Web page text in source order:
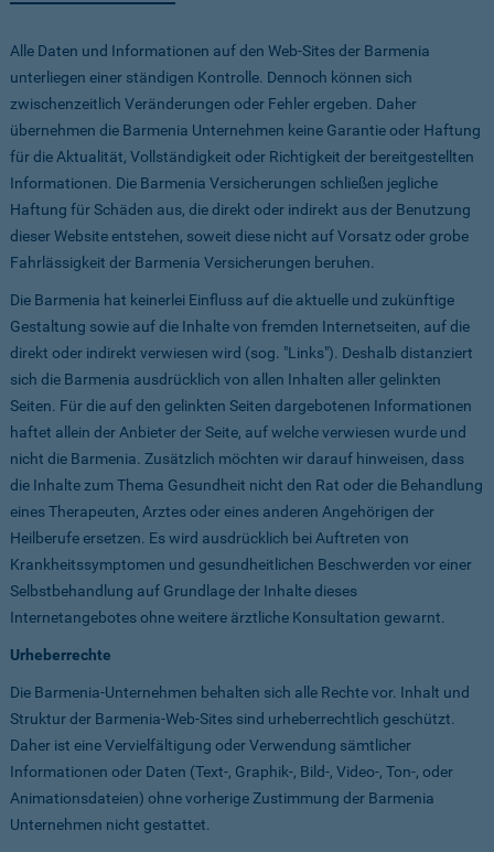
Alle Daten und Informationen auf den Web-Sites der Barmenia
unterliegen einer ständigen Kontrolle. Dennoch können sich
zwischenzeitlich Veränderungen oder Fehler ergeben. Daher
übernehmen die Barmenia Unternehmen keine Garantie oder Haftung
für die Aktualität, Vollständigkeit oder Richtigkeit der bereitgestellten
Informationen. Die Barmenia Versicherungen schließen jegliche
Haftung für Schäden aus, die direkt oder indirekt aus der Benutzung
dieser Website entstehen, soweit diese nicht auf Vorsatz oder grobe
Fahrlässigkeit der Barmenia Versicherungen beruhen.
Die Barmenia hat keinerlei Einfluss auf die aktuelle und zukünftige
Gestaltung sowie auf die Inhalte von fremden Internetseiten, auf die
direkt oder indirekt verwiesen wird (sog. "Links"). Deshalb distanziert
sich die Barmenia ausdrücklich von allen Inhalten aller gelinkten
Seiten. Für die auf den gelinkten Seiten dargebotenen Informationen
haftet allein der Anbieter der Seite, auf welche verwiesen wurde und
nicht die Barmenia. Zusätzlich möchten wir darauf hinweisen, dass
die Inhalte zum Thema Gesundheit nicht den Rat oder die Behandlung
eines Therapeuten, Arztes oder eines anderen Angehörigen der
Heilberufe ersetzen. Es wird ausdrücklich bei Auftreten von
Krankheitssymptomen und gesundheitlichen Beschwerden vor einer
Selbstbehandlung auf Grundlage der Inhalte dieses
Internetangebotes ohne weitere ärztliche Konsultation gewarnt.
Urheberrechte
Die Barmenia-Unternehmen behalten sich alle Rechte vor. Inhalt und
Struktur der Barmenia-Web-Sites sind urheberrechtlich geschützt.
Daher ist eine Vervielfältigung oder Verwendung sämtlicher
Informationen oder Daten (Text-, Graphik-, Bild-, Video-, Ton-, oder
Animationsdateien) ohne vorherige Zustimmung der Barmenia
Unternehmen nicht gestattet.